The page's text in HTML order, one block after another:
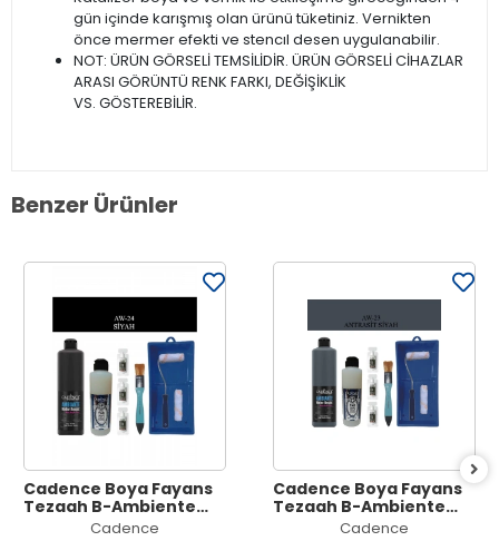
gün içinde karışmış olan ürünü tüketiniz. Vernikten
önce mermer efekti ve stencıl desen uygulanabilir.
NOT: ÜRÜN GÖRSELİ TEMSİLİDİR. ÜRÜN GÖRSELİ CİHAZLAR
ARASI GÖRÜNTÜ RENK FARKI, DEĞİŞİKLİK
VS. GÖSTEREBİLİR.
Benzer Ürünler
Cadence Boya Fayans
Tezgah B-Ambiente
Islak Zemin Aw-24
Cadence
Cadence Boya Fayans
Tezgah B-Ambiente
Islak Zemin Aw-23
Cadence